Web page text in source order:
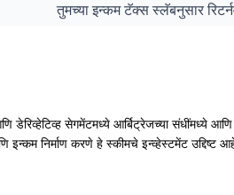
तुमच्या इन्कम टॅक्स स्लॅबनुसार
डेरिव्हेटिव्ह सेगमेंटमध्ये आर्बिट्रेजच्या संधींमध्ये
निर्माण करणे हे स्कीमचे इन्व्हेस्टमेंट उद्दिष्ट